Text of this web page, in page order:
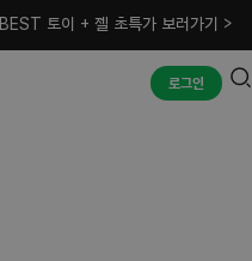
BEST 토이 + 젤 초특가 보러가기 >
로그인